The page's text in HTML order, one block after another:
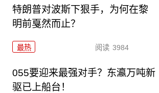
特朗普对波斯下狠手，为何在黎
明前戛然而止？
最热 阅读 3984
055要迎来最强对手？东瀛万吨新
驱已上船台！